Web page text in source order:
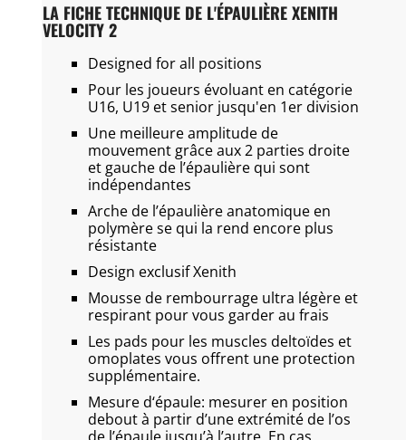
LA FICHE TECHNIQUE DE L'ÉPAULIÈRE XENITH
VELOCITY 2
Designed for all positions
Pour les joueurs évoluant en catégorie
U16, U19 et senior jusqu'en 1er division
Une meilleure amplitude de
mouvement grâce aux 2 parties droite
et gauche de l’épaulière qui sont
indépendantes
Arche de l’épaulière anatomique en
polymère se qui la rend encore plus
résistante
Design exclusif Xenith
Mousse de rembourrage ultra légère et
respirant pour vous garder au frais
Les pads pour les muscles deltoïdes et
omoplates vous offrent une protection
supplémentaire.
Mesure d‘épaule: mesurer en position
debout à partir d’une extrémité de l’os